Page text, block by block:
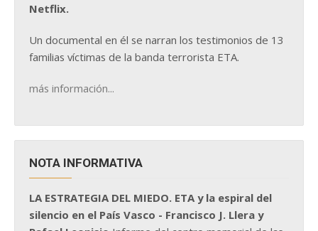
Netflix.
Un documental en él se narran los testimonios de 13
familias víctimas de la banda terrorista ETA.
más información...
NOTA INFORMATIVA
LA ESTRATEGIA DEL MIEDO. ETA y la espiral del
silencio en el País Vasco - Francisco J. Llera y